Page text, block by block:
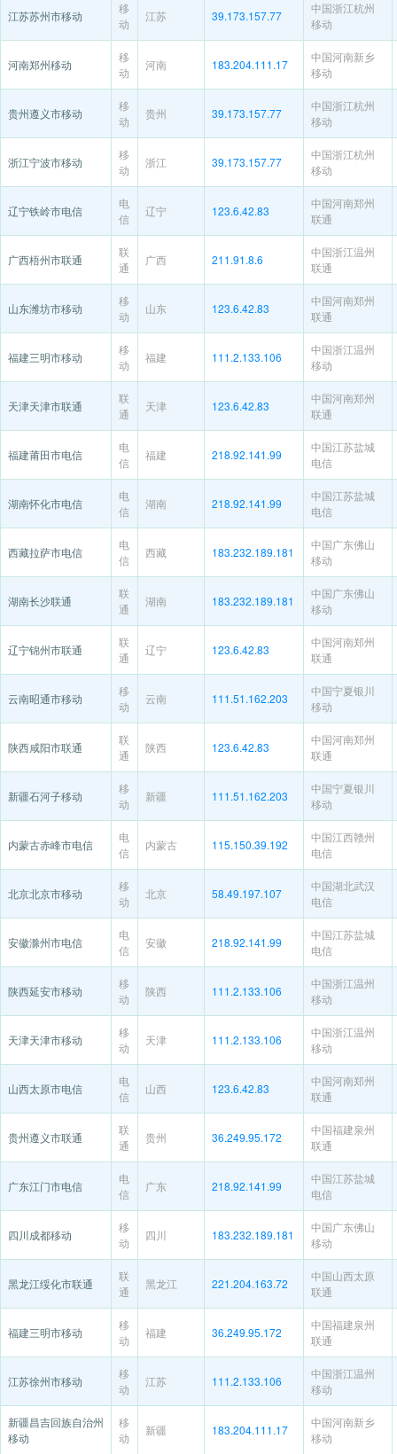
江苏苏州市移动
移
动
江苏 39.173.157.77
中国浙江杭州
移动
河南郑州移动
移
动
河南 183.204.111.17
中国河南新乡
移动
贵州遵义市移动
移
动
贵州 39.173.157.77
中国浙江杭州
移动
浙江宁波市移动
移
动
浙江 39.173.157.77
中国浙江杭州
移动
辽宁铁岭市电信
电
信
辽宁 123.6.42.83
中国河南郑州
联通
广西梧州市联通
联
通
广西 211.91.8.6
中国浙江温州
联通
山东潍坊市移动
移
动
山东 123.6.42.83
中国河南郑州
联通
福建三明市移动
移
动
福建 111.2.133.106
中国浙江温州
移动
天津天津市联通
联
通
天津 123.6.42.83
中国河南郑州
联通
福建莆田市电信
电
信
福建 218.92.141.99
中国江苏盐城
电信
湖南怀化市电信
电
信
湖南 218.92.141.99
中国江苏盐城
电信
西藏拉萨市电信
电
信
西藏 183.232.189.181
中国广东佛山
移动
湖南长沙联通
联
通
湖南 183.232.189.181
中国广东佛山
移动
辽宁锦州市联通
联
通
辽宁 123.6.42.83
中国河南郑州
联通
云南昭通市移动
移
动
云南 111.51.162.203
中国宁夏银川
移动
陕西咸阳市联通
联
通
陕西 123.6.42.83
中国河南郑州
联通
新疆石河子移动
移
动
新疆 111.51.162.203
中国宁夏银川
移动
内蒙古赤峰市电信
电
信
内蒙古 115.150.39.192
中国江西赣州
电信
北京北京市移动
移
动
北京 58.49.197.107
中国湖北武汉
电信
安徽滁州市电信
电
信
安徽 218.92.141.99
中国江苏盐城
电信
陕西延安市移动
移
动
陕西 111.2.133.106
中国浙江温州
移动
天津天津市移动
移
动
天津 111.2.133.106
中国浙江温州
移动
山西太原市电信
电
信
山西 123.6.42.83
中国河南郑州
联通
贵州遵义市联通
联
通
贵州 36.249.95.172
中国福建泉州
联通
广东江门市电信
电
信
广东 218.92.141.99
中国江苏盐城
电信
四川成都移动
移
动
四川 183.232.189.181
中国广东佛山
移动
黑龙江绥化市联通
联
通
黑龙江 221.204.163.72
中国山西太原
联通
福建三明市移动
移
动
福建 36.249.95.172
中国福建泉州
联通
江苏徐州市移动
移
动
江苏 111.2.133.106
中国浙江温州
移动
新疆昌吉回族自治州
移动
移
动
新疆 183.204.111.17
中国河南新乡
移动